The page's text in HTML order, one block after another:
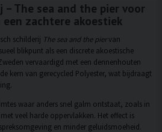
The sea and the pier voor
zachtere akoestiek
schilderij The sea and the piervan
blikpunt als een discrete akoestische
vervaardigd met een dennenhouten
kern van gerecycled Polyester, wat bijdraagt
waar anders snel galm ontstaat, zoals in
veel harde oppervlakken. Het effect is
en minder geluidsmoeheid.